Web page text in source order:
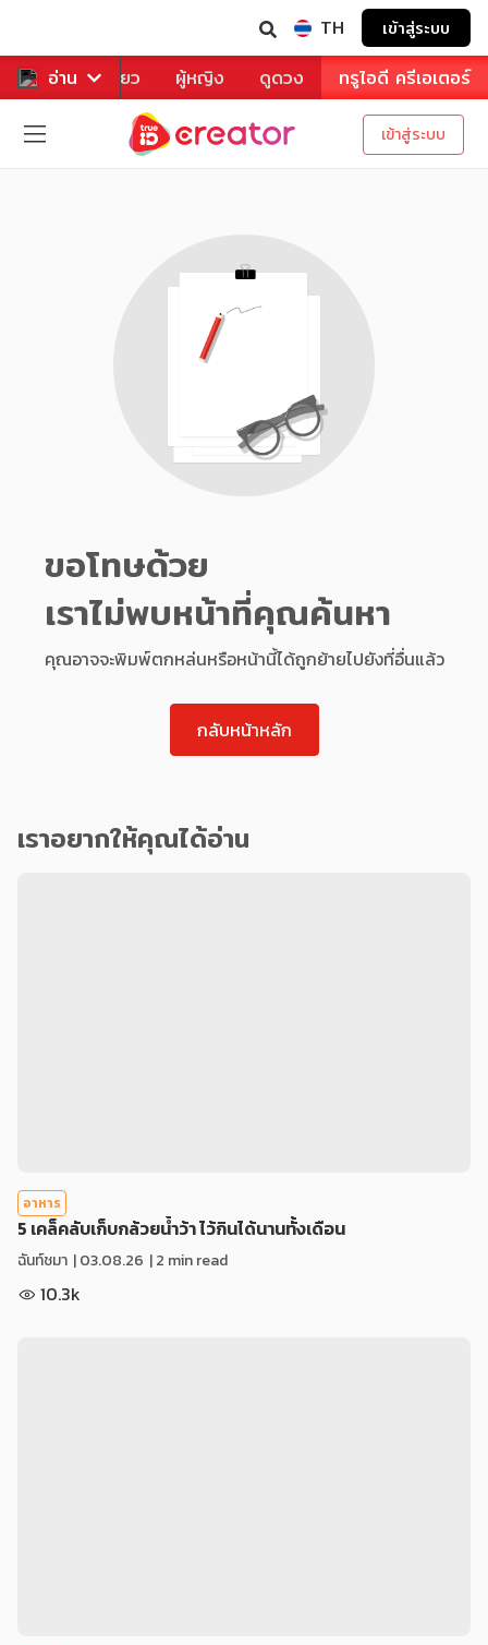
TH เข้าสู่ระบบ
อ่าน
หาร ท่องเที่ยว ผู้หญิง ดูดวง ทรูไอดี ครีเอเตอร์
เข้าสู่ระบบ
ขอโทษด้วย
เราไม่พบหน้าที่คุณค้นหา
คุณอาจจะพิมพ์ตกหล่นหรือหน้านี้ได้ถูกย้ายไปยังที่อื่นแล้ว
กลับหน้าหลัก
เราอยากให้คุณได้อ่าน
อาหาร
5 เคล็คลับเก็บกล้วยน้ำว้า ไว้กินได้นานทั้งเดือน
ฉันท์ชมา |03.08.26 | 2 min read
10.3k